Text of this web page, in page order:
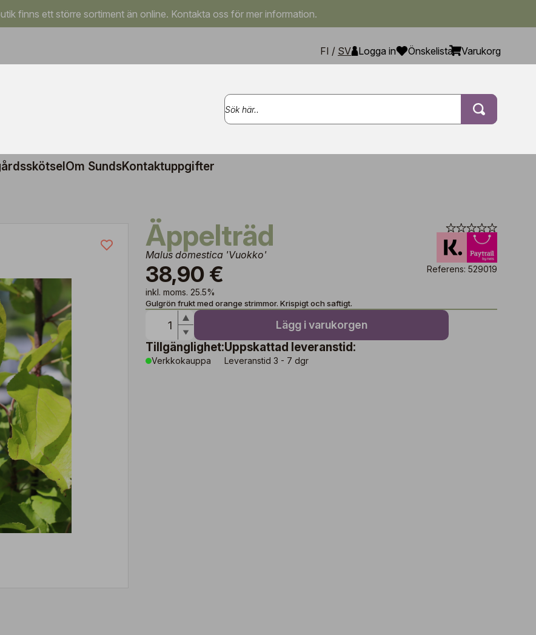
finns ett större sortiment än online. Kontakta oss för mer information.
FI / SV Logga in Önskelista Varukorg
Om SundsKontaktuppgifter
Äppelträd
Malus domestica 'Vuokko'
38,90 €
inkl. moms. 25.5%
Referens: 529019
Gulgrön frukt med orange strimmor. Krispigt och saftigt.
Lägg i varukorgen
Tillgänglighet:
Verkkokauppa
Uppskattad leveranstid:
Leveranstid 3 - 7 dgr